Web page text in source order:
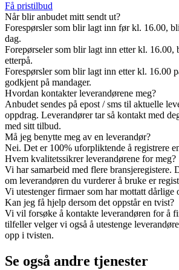
Få pristilbud
Når blir anbudet mitt sendt ut?
Forespørsler som blir lagt inn før kl. 16.00,
dag.
Forepørseler som blir lagt inn etter kl. 16.00,
etterpå.
Forespørsler som blir lagt inn etter kl. 16.00
godkjent på mandager.
Hvordan kontakter leverandørene meg?
Anbudet sendes på epost / sms til aktuelle
oppdrag. Leverandører tar så kontakt med
med sitt tilbud.
Må jeg benytte meg av en leverandør?
Nei. Det er 100% uforpliktende å registrere
Hvem kvalitetssikrer leverandørene for meg?
Vi har samarbeid med flere bransjeregistere.
om leverandøren du vurderer å bruke er
Vi utestenger firmaer som har mottatt dårlige
Kan jeg få hjelp dersom det oppstår en tvist?
Vi vil forsøke å kontakte leverandøren for å
tilfeller velger vi også å utestenge
opp i tvisten.
Se også andre tjenester